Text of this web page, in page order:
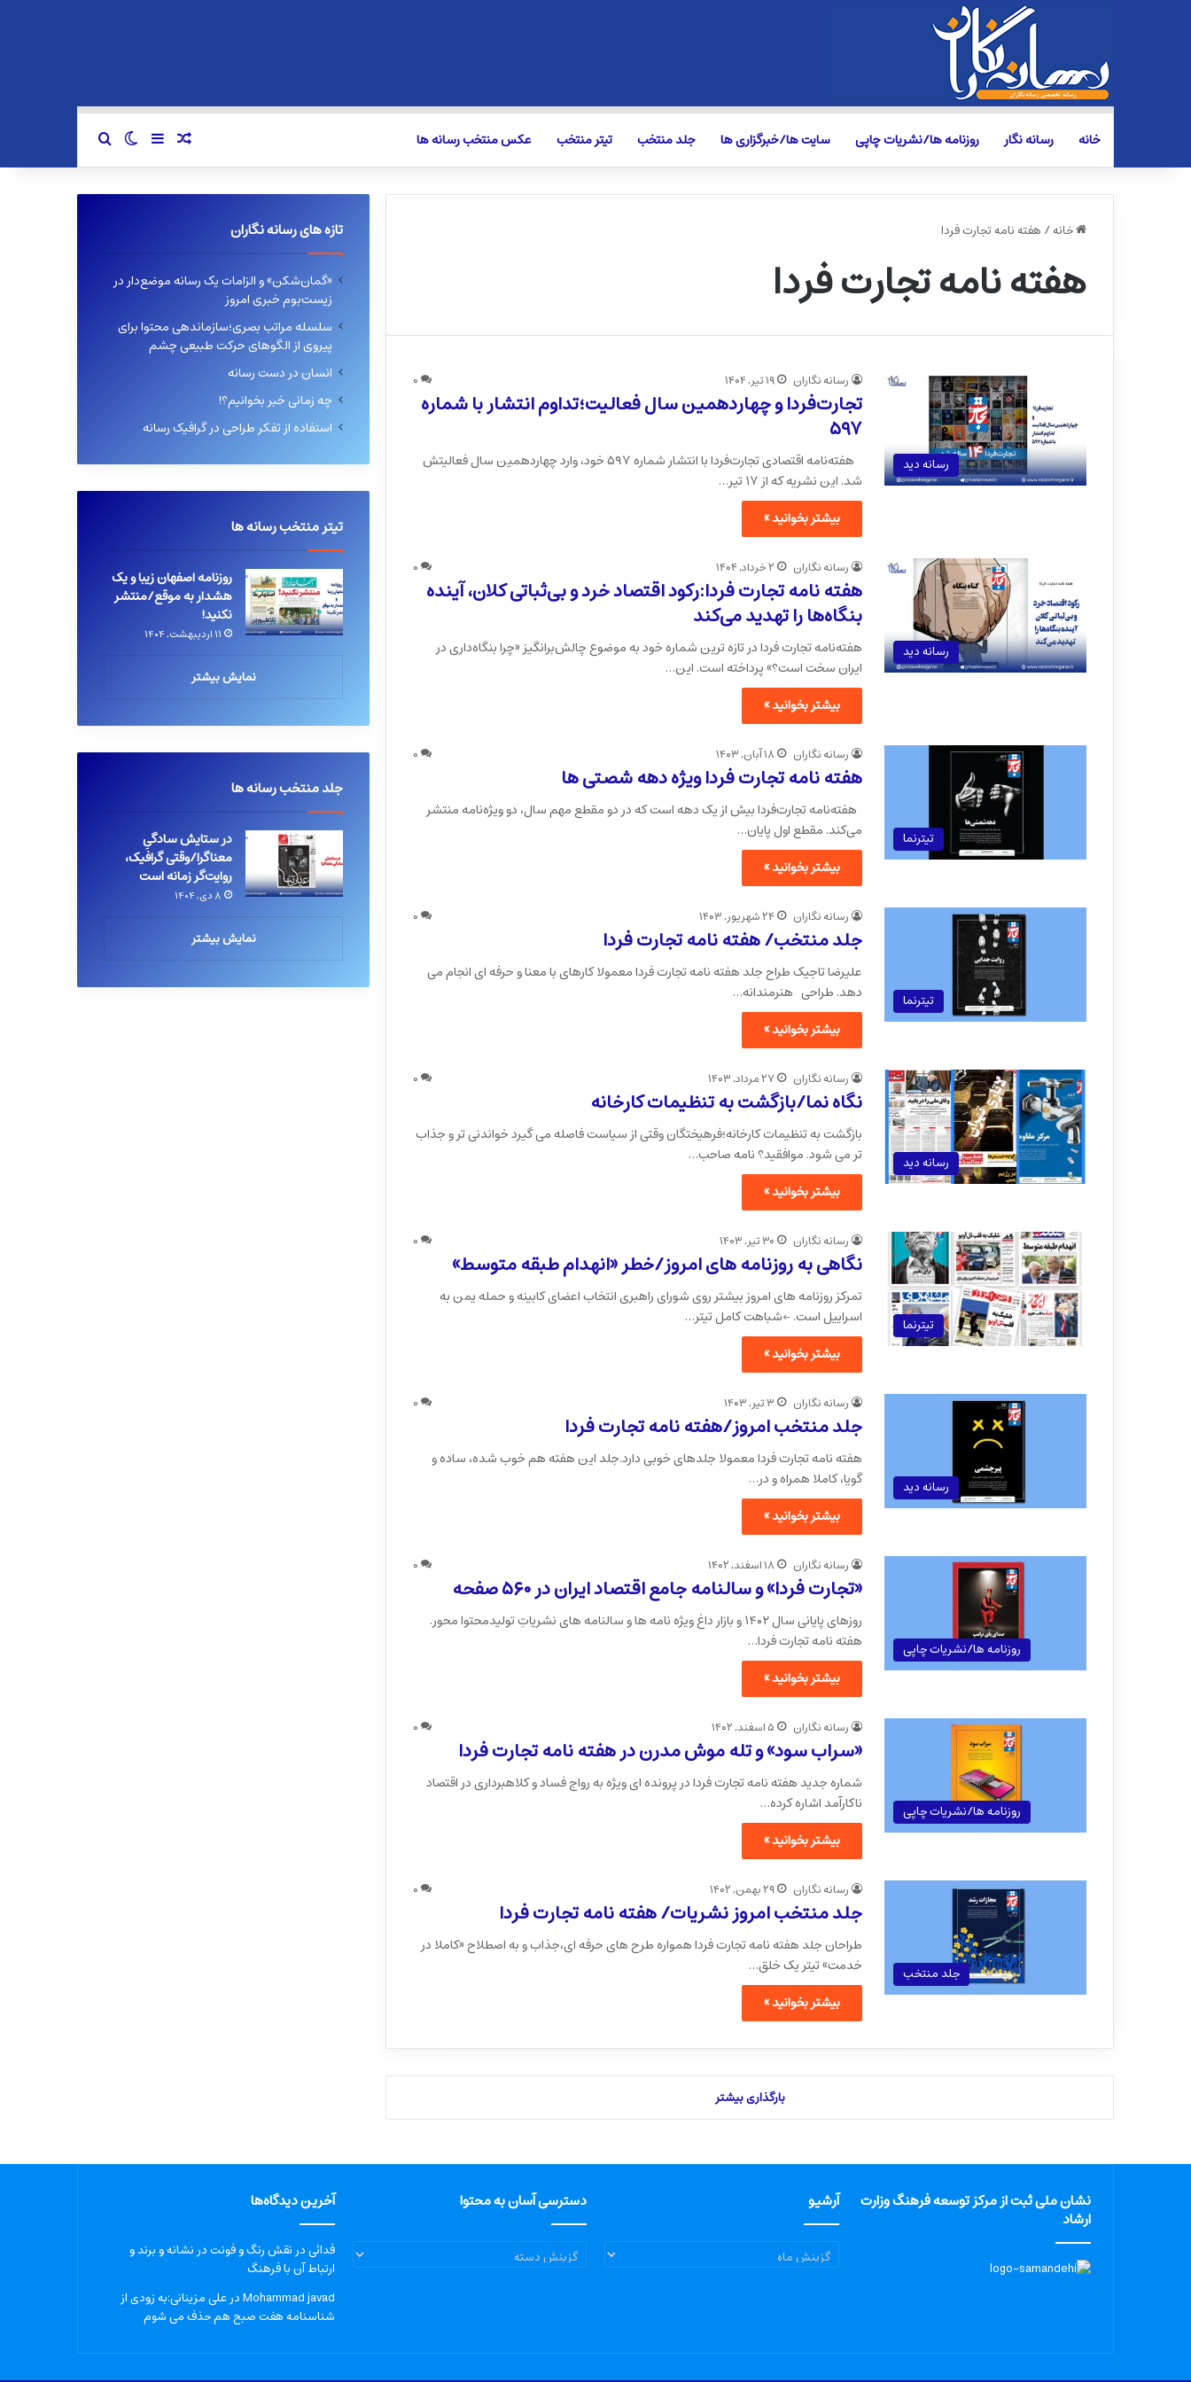
خانه رسانه نگار روزنامه ها/نشریات چاپی سایت ها/خبرگزاری ها جلد منتخب تیتر منتخب عکس منتخب رسانه ها نوشته تصادفی
سایدبارتغییر پوسته
خانه/ هفته نامه تجارت فردا
هفته نامه تجارت فردا
رسانه دید
رسانه نگاران ۱۹ تیر, ۱۴۰۴ ۰
تجارت‌فردا و چهاردهمین سال فعالیت؛تداوم انتشار با شماره
۵۹۷
هفته‌نامه اقتصادی تجارت‌فردا با انتشار شماره ۵۹۷ خود، وارد چهاردهمین سال فعالیتش
شد. این نشریه که از ۱۷ تیر…
بیشتر بخوانید »
رسانه دید
رسانه نگاران ۲ خرداد, ۱۴۰۴ ۰
هفته نامه تجارت فردا:رکود اقتصاد خرد و بی‌ثباتی کلان، آینده
بنگاه‌ها را تهدید می‌کند
هفته‌نامه تجارت فردا در تازه ترین شماره خود به موضوع چالش‌برانگیز «چرا بنگاه‌داری در
ایران سخت است؟» پرداخته است. این…
بیشتر بخوانید »
تیترنما
رسانه نگاران ۱۸ آبان, ۱۴۰۳ ۰
هفته نامه تجارت فردا ویژه دهه شصتی ها
هفته‌نامه تجارت‌فردا بیش از یک دهه است که در دو مقطع مهم سال، دو ویژه‌نامه منتشر
می‌کند. مقطع اول پایان…
بیشتر بخوانید »
تیترنما
رسانه نگاران ۲۴ شهریور, ۱۴۰۳ ۰
جلد منتخب/ هفته نامه تجارت فردا
علیرضا تاجیک طراح جلد هفته نامه تجارت فردا معمولا کارهای با معنا و حرفه ای انجام می
دهد. طراحی هنرمندانه…
بیشتر بخوانید »
رسانه دید
رسانه نگاران ۲۷ مرداد, ۱۴۰۳ ۰
نگاه نما/بازگشت به تنظیمات کارخانه
بازگشت به تنظیمات کارخانه؛فرهیختگان وقتی از سیاست فاصله می گیرد خواندنی تر و جذاب
تر می شود. موافقید؟ نامه صاحب…
بیشتر بخوانید »
تیترنما
رسانه نگاران ۳۰ تیر, ۱۴۰۳ ۰
نگاهی به روزنامه های امروز/خطر «انهدام طبقه متوسط»
تمرکز روزنامه های امروز بیشتر روی شورای راهبری انتخاب اعضای کابینه و حمله یمن به
اسراییل است. ←شباهت کامل تیتر…
بیشتر بخوانید »
رسانه دید
رسانه نگاران ۳ تیر, ۱۴۰۳ ۰
جلد منتخب امروز/هفته نامه تجارت فردا
هفته نامه تجارت فردا معمولا جلدهای خوبی دارد.جلد این هفته هم خوب شده، ساده و
گویا، کاملا همراه و در…
بیشتر بخوانید »
روزنامه ها/نشریات چاپی
رسانه نگاران ۱۸ اسفند, ۱۴۰۲ ۰
«تجارت فردا» و سالنامه جامع اقتصاد ایران در ۵۶۰ صفحه
روزهای پایانی سال ۱۴۰۲ و بازار داغ ویژه نامه ها و سالنامه های نشریاتِ تولیدمحتوا محور.
هفته نامه تجارت فردا…
بیشتر بخوانید »
روزنامه ها/نشریات چاپی
رسانه نگاران ۵ اسفند, ۱۴۰۲ ۰
«سراب سود» و تله موش مدرن در هفته نامه تجارت فردا
شماره جدید هفته نامه تجارت فردا در پرونده ای ویژه به رواج فساد و کلاهبرداری در اقتصاد
ناکارآمد اشاره کرده…
بیشتر بخوانید »
جلد منتخب
رسانه نگاران ۲۹ بهمن, ۱۴۰۲ ۰
جلد منتخب امروز نشریات/ هفته نامه تجارت فردا
طراحان جلد هفته نامه تجارت فردا همواره طرح های حرفه ای،جذاب و به اصطلاح «کاملا در
خدمت» تیتر یک خلق…
بیشتر بخوانید »
بارگذاری بیشتر
تازه های رسانه نگاران
«گمان‌شکن» و الزامات یک رسانه موضع‌دار در
زیست‌بوم خبری امروز
سلسله مراتب بصری؛سازماندهی محتوا برای
پیروی از الگوهای حرکت طبیعی چشم
انسان در دست رسانه
چه زمانی خبر بخوانیم؟!
استفاده از تفکر طراحی در گرافیک رسانه
تیتر منتخب رسانه ها
روزنامه اصفهان زیبا و یک
هشدار به موقع/منتشر
نکنید!
۱۱ اردیبهشت, ۱۴۰۴
نمایش بیشتر
جلد منتخب رسانه ها
در ستایش سادگیِ
معناگرا/وقتی گرافیک،
روایت‌گر زمانه است
۸ دی, ۱۴۰۴
نمایش بیشتر
نشان ملی ثبت از مرکز توسعه فرهنگ وزارت
ارشاد
آرشیو
آرشیو
دسترسی آسان به محتوا
دسترسی
آسان
آخرین دیدگاه‌ها
فدائیدرنقش رنگ و فونت در نشانه و برند و
ارتباط آن با فرهنگ
Mohammad javadدرعلی مزینانی:به زودی از
شناسنامه هفت صبح هم حذف می شوم